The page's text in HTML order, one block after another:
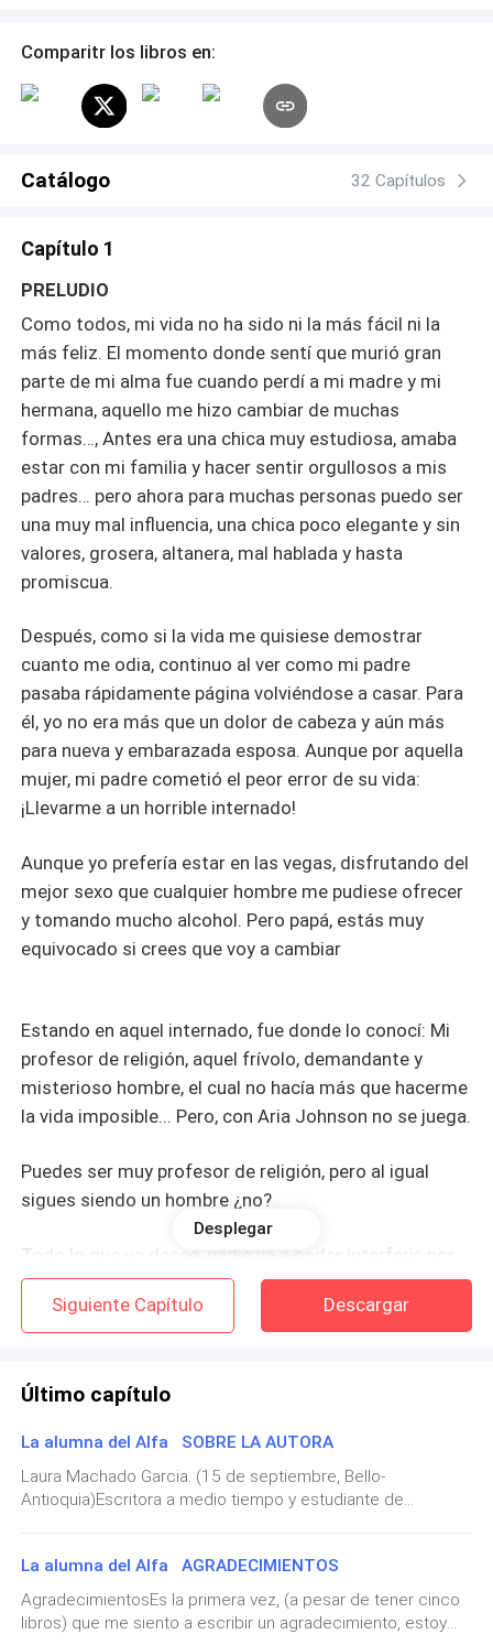
más reglas que diversión y no es para menos, ya que se
La vida de Aria cambia para siempre una vez que conoce
a Jace Daniels quien aparenta ser un simple profesor de
mediodía y como si fuera poco, es el alfa de una
sea para cumplirlo? ¿Podrá un alfa como Jace
Comparitr los libros en:
Catálogo 32 Capítulos
Capítulo 1
PRELUDIO
Como todos, mi vida no ha sido ni la más fácil ni la
más feliz. El momento donde sentí que murió gran
parte de mi alma fue cuando perdí a mi madre y mi
hermana, aquello me hizo cambiar de muchas
formas…, Antes era una chica muy estudiosa, amaba
estar con mi familia y hacer sentir orgullosos a mis
padres… pero ahora para muchas personas puedo ser
una muy mal influencia, una chica poco elegante y sin
valores, grosera, altanera, mal hablada y hasta
promiscua.
Después, como si la vida me quisiese demostrar
cuanto me odia, continuo al ver como mi padre
pasaba rápidamente página volviéndose a casar. Para
él, yo no era más que un dolor de cabeza y aún más
para nueva y embarazada esposa. Aunque por aquella
mujer, mi padre cometió el peor error de su vida:
¡Llevarme a un horrible internado!
Aunque yo prefería estar en las vegas, disfrutando del
mejor sexo que cualquier hombre me pudiese ofrecer
y tomando mucho alcohol. Pero papá, estás muy
equivocado si crees que voy a cambiar
Estando en aquel internado, fue donde lo conocí: Mi
profesor de religión, aquel frívolo, demandante y
misterioso hombre, el cual no hacía más que hacerme
la vida imposible... Pero, con Aria Johnson no se juega.
Puedes ser muy profesor de religión, pero al igual
sigues siendo un hombre ¿no?
Todo lo que yo desee, nadie va a poder interferir, por
qué voy a hacer todo lo posible por lograrlo y
obtenerlo.
Todos los derechos reservados.
Ninguna parte de este libro puede ser reproducida,
expreso del autor, salvo en casos de extractos
breves citados en artículos de crítica o reseñas.
Desplegar
Siguiente Capítulo Descargar
Último capítulo
La alumna del Alfa SOBRE LA AUTORA
Laura Machado Garcia. (15 de septiembre, Bello-
Antioquia)Escritora a medio tiempo y estudiante de
popularidad gracias a la plataforma de Dreame, con la
tetralogía "sedúceme" (2019-2022). Escribe desde que
tenía doce años. Todavía no ha encontrado a su príncipe
azul, pero tiene tres grandes amores: su familia, una gatita
La alumna del Alfa AGRADECIMIENTOS
AgradecimientosEs la primera vez, (a pesar de tener cinco
libros) que me siento a escribir un agradecimiento, estoy